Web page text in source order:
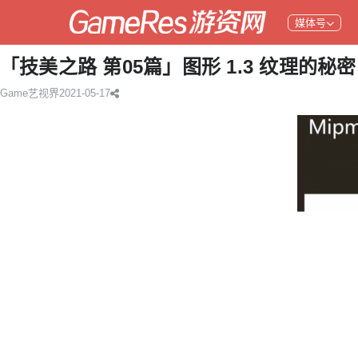
媒体号
「技美之路 第05篇」图形 1.3 纹理的秘密
Game艺视界2021-05-17